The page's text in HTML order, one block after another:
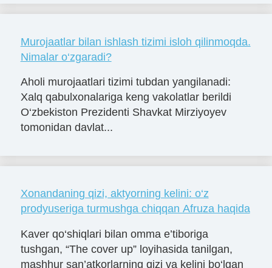
Murojaatlar bilan ishlash tizimi isloh qilinmoqda.
Nimalar o‘zgaradi?
Aholi murojaatlari tizimi tubdan yangilanadi:
Xalq qabulxonalariga keng vakolatlar berildi
O‘zbekiston Prezidenti Shavkat Mirziyoyev
tomonidan davlat...
Xonandaning qizi, aktyorning kelini: o‘z
prodyuseriga turmushga chiqqan Afruza haqida
Kaver qo‘shiqlari bilan omma e’tiboriga
tushgan, “The cover up” loyihasida tanilgan,
mashhur san’atkorlarning qizi va kelini bo‘lgan